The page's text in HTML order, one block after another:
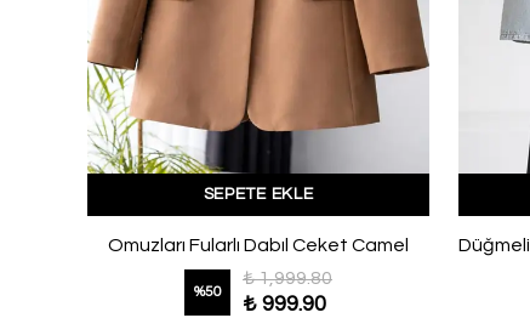
SEPETE EKLE
Omuzları Fularlı Dabıl Ceket Camel
%50
₺ 1,999.80
₺ 999.90